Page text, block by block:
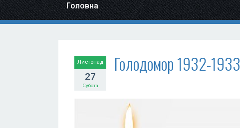
Головна
Листопад
27
Субота
Голодомор 1932-1933